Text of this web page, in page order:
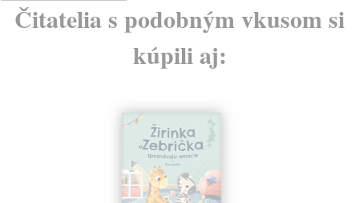
Čitatelia s podobným vkusom si
kúpili aj: